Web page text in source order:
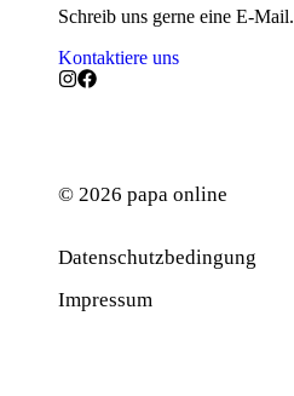
Schreib uns gerne eine E-Mail.
Kontaktiere uns
© 2026 papa online
Datenschutzbedingung
Impressum